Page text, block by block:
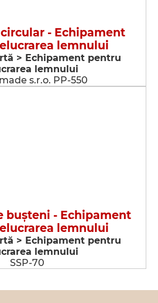
- Echipament
lemnului
> Echipament pentru
lemnului
s.r.o. PP-550
buşteni - Echipament
lemnului
> Echipament pentru
lemnului
SSP-70